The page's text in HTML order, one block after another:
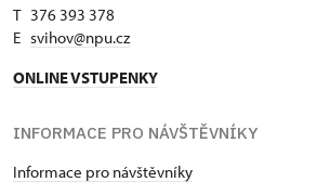
T 376 393 378
E svihov@npu.cz
ONLINE VSTUPENKY
INFORMACE PRO NÁVŠTĚVNÍKY
Informace pro návštěvníky